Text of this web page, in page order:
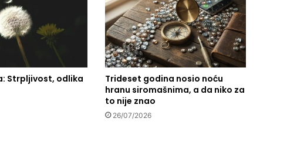
s
e
u
p
Strpljivost, odlika
Trideset godina nosio noću
hranu siromašnima, a da niko za
to nije znao
26/07/2026